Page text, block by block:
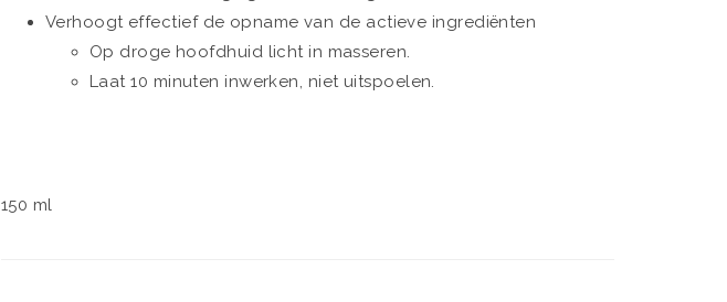
Verhoogt effectief de opname van de actieve ingrediënten
Op droge hoofdhuid licht in masseren.
Laat 10 minuten inwerken, niet uitspoelen.
150 ml